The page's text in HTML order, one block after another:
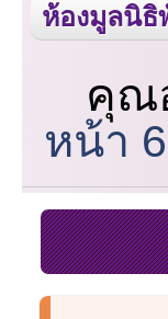
ห้องมูลนิ
คุณ
หน้า 6